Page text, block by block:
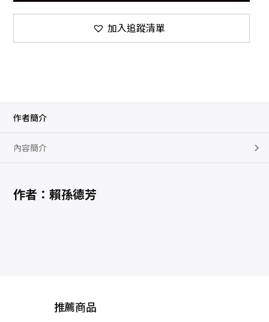
加入追蹤清單
作者簡介
內容簡介
作者：賴孫德芳
推薦商品